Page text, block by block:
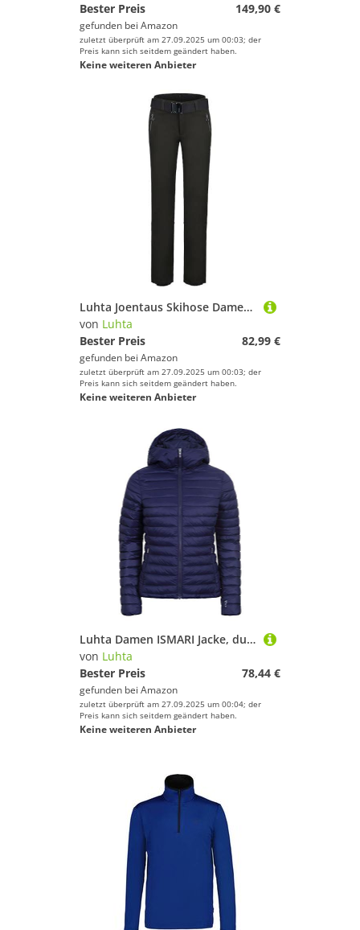
Bester Preis
149,90 €
gefunden bei Amazon
zuletzt überprüft am 27.09.2025 um 00:03; der
Preis kann sich seitdem geändert haben.
Keine weiteren Anbieter
Luhta Joentaus Skihose Damen - 40
von Luhta
Bester Preis
82,99 €
gefunden bei Amazon
zuletzt überprüft am 27.09.2025 um 00:03; der
Preis kann sich seitdem geändert haben.
Keine weiteren Anbieter
Luhta Damen ISMARI Jacke, dunkel blau, 36
von Luhta
Bester Preis
78,44 €
gefunden bei Amazon
zuletzt überprüft am 27.09.2025 um 00:04; der
Preis kann sich seitdem geändert haben.
Keine weiteren Anbieter